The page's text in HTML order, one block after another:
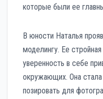
которые были ее
В юности Наталья
моделингу. Ее
уверенность в себе
окружающих. Она стала
позировать для